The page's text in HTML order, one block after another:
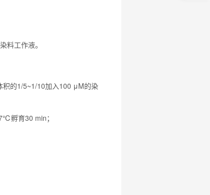
料工作液。
积的1/5~1/10加入100 μM的染
孵育30 min；